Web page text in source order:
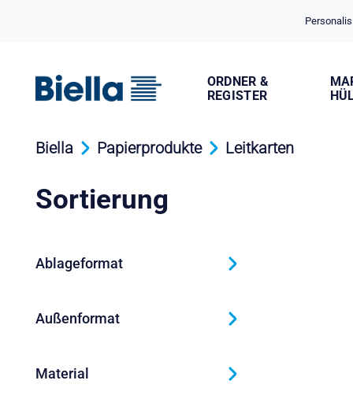
ORDNER &
REGISTER
Biella Papierprodukte Leitkarten
Sortierung
Ablageformat
Außenformat
Material